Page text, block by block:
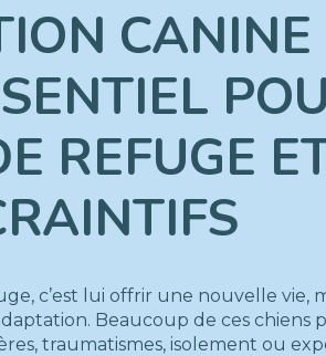
REFUGE
c’est lui offrir une nouvelle vie,
Beaucoup de ces chiens
traumatismes, isolement ou